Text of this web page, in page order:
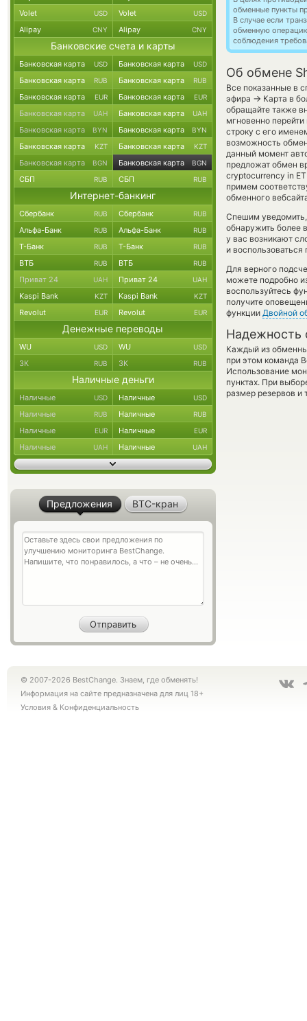
обменные пункты
В случае если
обменную
соблюдения
Об обмене
Все показанные в
эфира → Карта в
обращайте также
мгновенно
строку с его
возможность
данный момент
предложат обмен
cryptocurrency in
примем
обменного
Спешим
обнаружить более
у вас возникают
и
Для верного
можете подробно
воспользуйтесь
получите
функции Двойной
Надежность
Каждый из
при этом команда
Использование
пунктах. При
размер резервов и
Volet USD Volet USD
Alipay CNY Alipay CNY
Банковские счета и карты
Банковская карта USD Банковская карта USD
Банковская карта RUB Банковская карта RUB
Банковская карта EUR Банковская карта EUR
Банковская карта UAH Банковская карта UAH
Банковская карта BYN Банковская карта BYN
Банковская карта KZT Банковская карта KZT
Банковская карта BGN Банковская карта BGN
СБП RUB СБП RUB
Интернет-банкинг
Сбербанк RUB Сбербанк RUB
Альфа-Банк RUB Альфа-Банк RUB
Т-Банк RUB Т-Банк RUB
ВТБ RUB ВТБ RUB
Приват 24 UAH Приват 24 UAH
Kaspi Bank KZT Kaspi Bank KZT
Revolut EUR Revolut EUR
Денежные переводы
WU USD WU USD
ЗК RUB ЗК RUB
Наличные деньги
Наличные USD Наличные USD
Наличные RUB Наличные RUB
Наличные EUR Наличные EUR
Наличные UAH Наличные UAH
Предложения BTC-кран
© 2007-2026 BestChange. Знаем, где обменять!
Информация на сайте предназначена для лиц 18+
Условия & Конфиденциальность